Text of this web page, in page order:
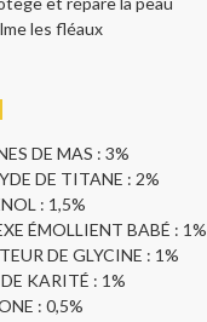
les fléaux
DE MAS : 3%
DE TITANE : 2%
: 1,5%
ÉMOLLIENT BABÉ : 1%
DE GLYCINE : 1%
KARITÉ : 1%
: 0,5%